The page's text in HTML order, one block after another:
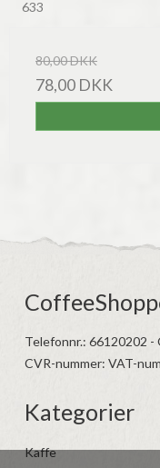
633
80,00 DKK
78,00 DKK
Telefonnr.: 66120202 -
CVR-nummer: VAT-
Kategorier
Kaffe